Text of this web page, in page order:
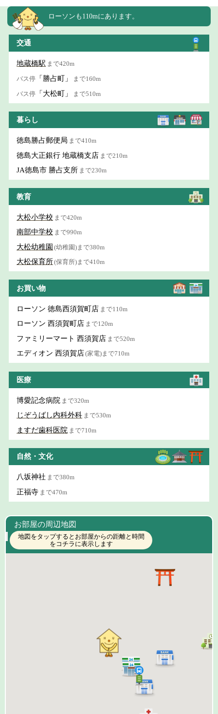
ローソンも110mにあります。
交通
地蔵橋駅 まで420m
バス停 「勝占町」 まで160m
バス停 「大松町」 まで510m
暮らし
徳島勝占郵便局 まで410m
徳島大正銀行 地蔵橋支店 まで210m
JA徳島市 勝占支所 まで230m
教育
大松小学校 まで420m
南部中学校 まで990m
大松幼稚園 (幼稚園)まで380m
大松保育所(保育所)まで410m
お買い物
ローソン 徳島西須賀町店 まで110m
ローソン 西須賀町店 まで120m
ファミリーマート 西須賀店 まで520m
エディオン 西須賀店(家電)まで710m
医療
博愛記念病院 まで320m
じぞうばし内科外科 まで530m
ますだ歯科医院 まで710m
自然・文化
八坂神社 まで380m
正福寺 まで470m
お部屋の周辺地図
地図をタップするとお部屋からの距離と時間
をコチラに表示します